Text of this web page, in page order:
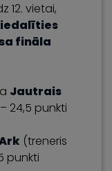
12. vietai,
fināla
Jautrais
24,5 punkti
(treneris
punkti